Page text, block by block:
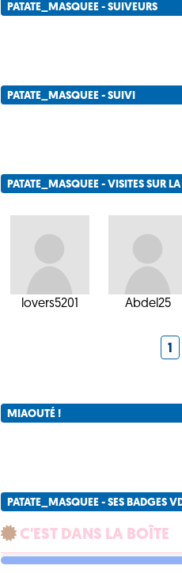
PATATE_MASQUEE - SUIVEURS
PATATE_MASQUEE - SUIVI
PATATE_MASQUEE - VISITES SUR
lovers5201 Abdel25
1
MIAOUTÉ !
PATATE_MASQUEE - SES BADGES
C'EST DANS LA BOÎTE